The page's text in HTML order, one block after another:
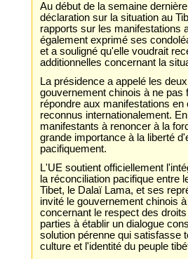
Au début de la semaine
déclaration sur la situation au
rapports sur les manifestations
également exprimé ses
et a souligné qu'elle voudrait
additionnelles concernant la
La présidence a appelé les
gouvernement chinois à ne
répondre aux manifestations
reconnus internationalement.
manifestants à renoncer à la
grande importance à la liberté
pacifiquement.
L'UE soutient officiellement
la réconciliation pacifique entre
Tibet, le Dalaï Lama, et ses
invité le gouvernement chinois
concernant le respect des
parties à établir un dialogue
solution pérenne qui satisfasse
culture et l'identité du peuple